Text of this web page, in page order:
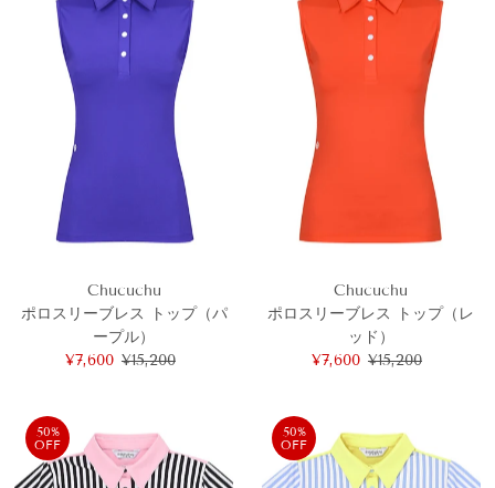
Chucuchu
ポロスリーブレス トップ（パ
ープル）
セ
価
格
¥7,600 通
格
¥15,200
Chucuchu
ポロスリーブレス トップ（レ
ッド）
セ
価
格
¥7,600 通
格
¥15,200
50%
OFF
50%
OFF